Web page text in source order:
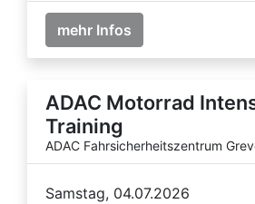
mehr Infos
ADAC Motorrad
Training
ADAC Fahrsicherheitszentrum
Samstag, 04.07.2026